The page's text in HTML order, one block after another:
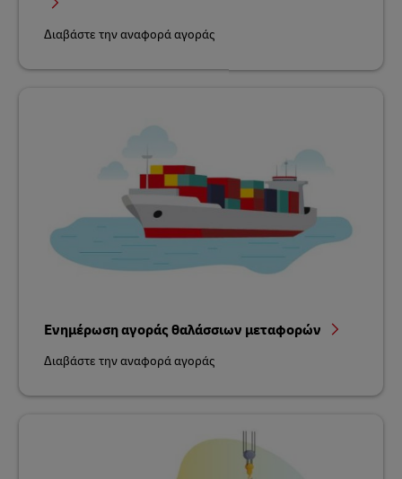
Διαβάστε την αναφορά αγοράς
Ενημέρωση αγοράς θαλάσσιων μεταφορών
Διαβάστε την αναφορά αγοράς